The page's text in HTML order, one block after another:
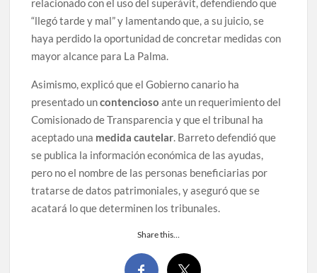
relacionado con el uso del superávit, defendiendo que
“llegó tarde y mal” y lamentando que, a su juicio, se
haya perdido la oportunidad de concretar medidas con
mayor alcance para La Palma.
Asimismo, explicó que el Gobierno canario ha
presentado uncontencioso ante un requerimiento del
Comisionado de Transparencia y que el tribunal ha
aceptado una medida cautelar. Barreto defendió que
se publica la información económica de las ayudas,
pero no el nombre de las personas beneficiarias por
tratarse de datos patrimoniales, y aseguró que se
acatará lo que determinen los tribunales.
Share this…